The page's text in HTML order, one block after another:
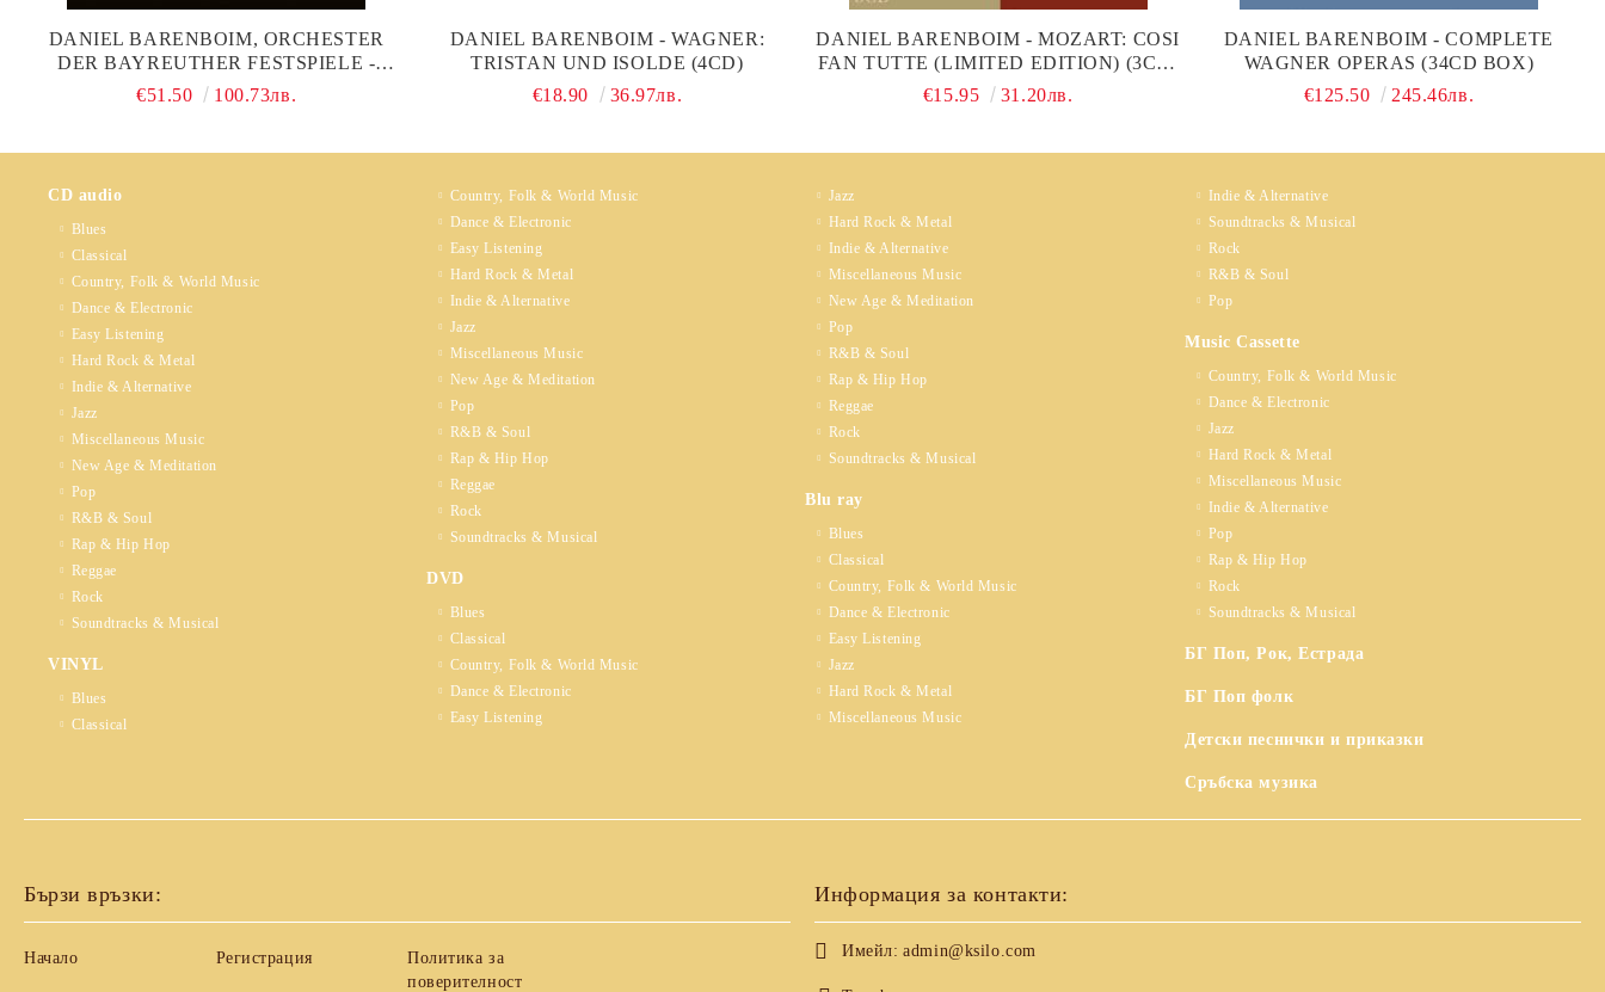
DANIEL BARENBOIM, ORCHESTER
DER BAYREUTHER FESTSPIELE -
WAGNER: DER RING DES
€51.50 100.73лв.
DANIEL BARENBOIM - WAGNER:
TRISTAN UND ISOLDE (4CD)
€18.90
36.97лв.
DANIEL BARENBOIM - MOZART: COSI
FAN TUTTE (LIMITED EDITION) (3CD)
(CD)
€15.95 31.20лв.
DANIEL BARENBOIM - COMPLETE
WAGNER OPERAS (34CD BOX)
€125.50
245.46лв.
CD audio
Blues
Classical
Country, Folk & World Music
Dance & Electronic
Easy Listening
Hard Rock & Metal
Indie & Alternative
Jazz
Miscellaneous Music
New Age & Meditation
Pop
R&B & Soul
Rap & Hip Hop
Reggae
Rock
Soundtracks & Musical
VINYL
Blues
Classical
Country, Folk & World Music
Dance & Electronic
Easy Listening
Hard Rock & Metal
Indie & Alternative
Jazz
Miscellaneous Music
New Age & Meditation
Pop
R&B & Soul
Rap & Hip Hop
Reggae
Rock
Soundtracks & Musical
DVD
Blues
Classical
Country, Folk & World Music
Dance & Electronic
Easy Listening
Jazz
Hard Rock & Metal
Indie & Alternative
Miscellaneous Music
New Age & Meditation
Pop
R&B & Soul
Rap & Hip Hop
Reggae
Rock
Soundtracks & Musical
Blu ray
Blues
Classical
Country, Folk & World Music
Dance & Electronic
Easy Listening
Jazz
Hard Rock & Metal
Miscellaneous Music
Indie & Alternative
Soundtracks & Musical
Rock
R&B & Soul
Pop
Music Cassette
Country, Folk & World Music
Dance & Electronic
Jazz
Hard Rock & Metal
Miscellaneous Music
Indie & Alternative
Pop
Rap & Hip Hop
Rock
Soundtracks & Musical
БГ Поп, Рок, Естрада
БГ Поп фолк
Детски песнички и приказки
Сръбска музика
Бързи връзки:
Начало Регистрация
Политика за
поверителност
Информация за контакти:
Имейл: admin@ksilo.com